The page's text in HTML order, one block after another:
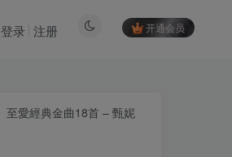
开通会员
登录 注册
至愛經典金曲18首 – 甄妮